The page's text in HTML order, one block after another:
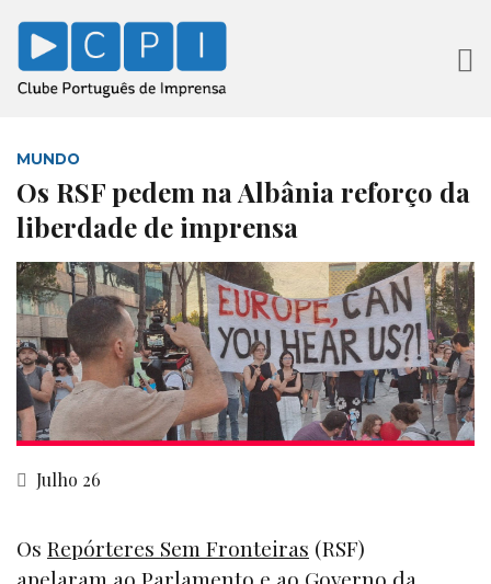
MUNDO
Os RSF pedem na Albânia reforço da
liberdade de imprensa
Julho 26
Os Repórteres Sem Fronteiras (RSF)